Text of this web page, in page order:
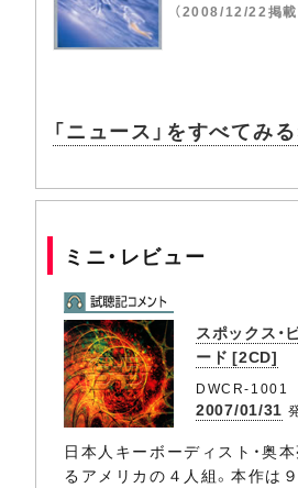
（2008/12/22掲載
「ニュース」をすべてみ
ミニ・レビュー
スポックス・
ード [2CD]
DWCR-1001
2007/01/31
日本人キーボーディスト・奥
るアメリカの４人組。本作は